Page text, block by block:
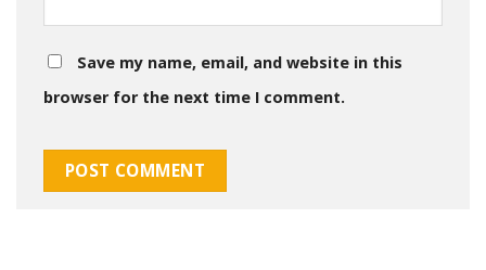
Save my name, email, and website in this
browser for the next time I comment.